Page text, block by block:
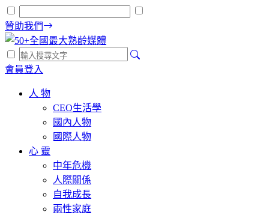
贊助我們
會員登入
人 物
CEO生活學
國內人物
國際人物
心 靈
中年危機
人際關係
自我成長
兩性家庭